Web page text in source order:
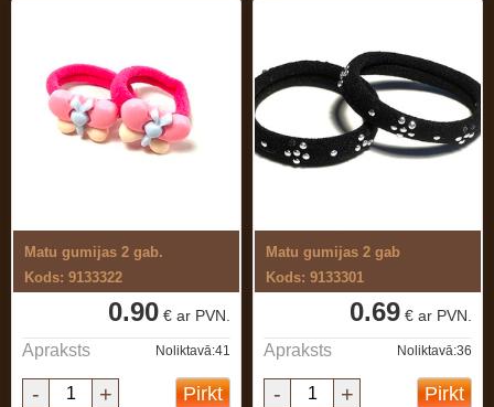
Matu gumijas 2 gab.
Kods: 9133322
0.90 € ar PVN.
Apraksts Noliktavā:41
- + Pirkt
Matu gumijas 2 gab
Kods: 9133301
0.69 € ar PVN.
Apraksts Noliktavā:36
- + Pirkt